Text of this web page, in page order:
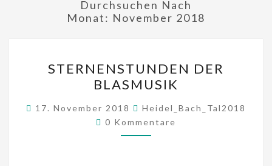
Durchsuchen Nach
Monat: November 2018
DER
BLASMUSIK
STERNENSTUNDEN DER
BLASMUSIK
17. November 2018
Heidel_Bach_Tal2018
Kommentare
0 Kommentare